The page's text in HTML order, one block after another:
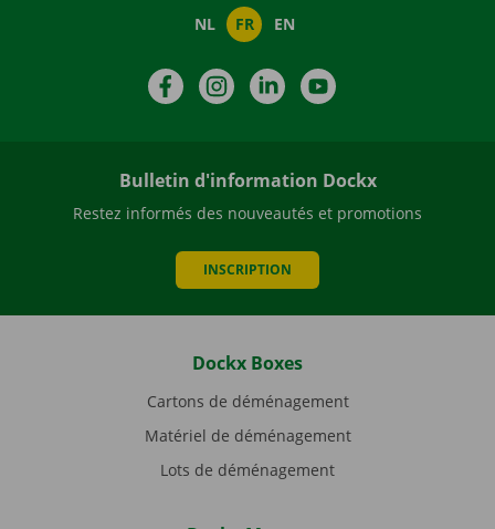
NL FR EN
FacebookInstagramLinkedIn
Bulletin d'information Dockx
Restez informés des nouveautés et promotions
INSCRIPTION
Dockx Boxes
Cartons de déménagement
Matériel de déménagement
Lots de déménagement